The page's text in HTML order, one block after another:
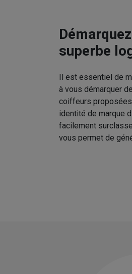
superbe
Il est essentiel de
à vous démarquer
coiffeurs
identité de marque
facilement
vous permet de